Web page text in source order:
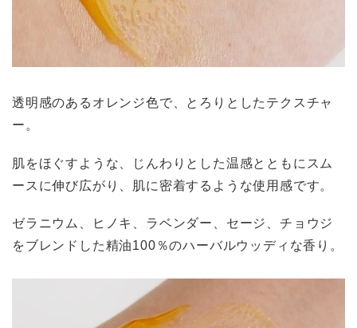
透明感のあるオレンジ色で、とろりとしたテクスチャ
ー。
肌をほぐすような、じんわりとした温感とともにスム
ースに伸び広がり、肌に密着するような使用感です。
ゼラニウム、ヒノキ、ラベンダー、セージ、チョウジ
をブレンドした精油100％のハーバルウッディな香り。